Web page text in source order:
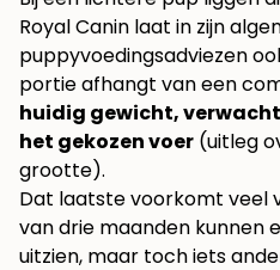
Royal Canin laat in zijn
puppyvoedingsadviezen
portie afhangt van een
huidig gewicht,
het gekozen voer (uitleg
grootte).
Dat laatste voorkomt veel
van drie maanden kunnen
uitzien, maar toch iets